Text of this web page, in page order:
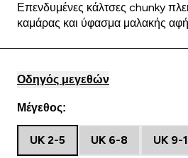
Επενδυμένες κάλτσες chunky
καμάρας και ύφασμα μαλακής
Οδηγός μεγεθών
Μέγεθος:
UK 2-5 UK 6-8 UK 9-